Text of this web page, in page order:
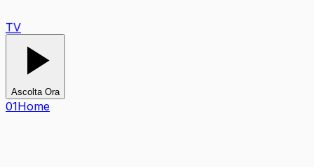
Ascolta Ora
01Home